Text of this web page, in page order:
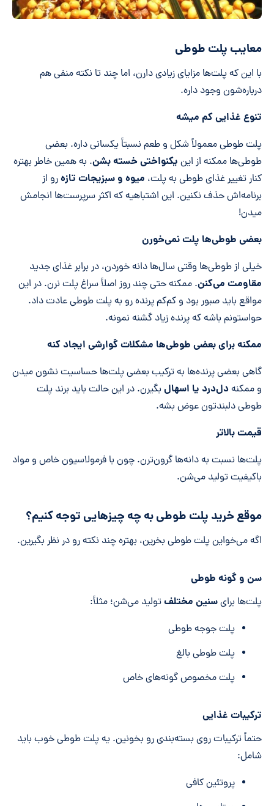
معایب پلت طوطی
با این که پلت‌ها مزایای زیادی دارن، اما چند تا نکته منفی هم
درباره‌شون وجود داره.
تنوع غذایی کم میشه
پلت‌ طوطی معمولاً شکل و طعم نسبتاً یکسانی داره. بعضی
طوطی‌ها ممکنه از این یکنواختی خسته بشن. به همین خاطر بهتره
کنار تغییر غذای طوطی به پلت، میوه و سبزیجات تازهرو از
برنامه‌اش حذف نکنین. این اشتباهیه که اکثر سرپرست‌ها انجامش
میدن!
بعضی طوطی‌ها پلت نمی‌خورن
خیلی از طوطی‌ها وقتی سال‌ها دانه خوردن، در برابر غذای جدید
مقاومت می‌کنن. ممکنه حتی چند روز اصلاً سراغ پلت نرن. در این
مواقع باید صبور بود و کم‌کم پرنده رو به پلت طوطی عادت داد.
حواستونم باشه که پرنده زیاد گشنه نمونه.
ممکنه برای بعضی طوطی‌ها مشکلات گوارشی ایجاد کنه
گاهی بعضی پرنده‌ها به ترکیب بعضی پلت‌ها حساسیت نشون میدن
و ممکنه دل‌درد یا اسهال بگیرن. در این حالت باید برند پلت
طوطی دلبندتون عوض بشه.
قیمت بالاتر
پلت‌ها نسبت به دانه‌ها گرون‌ترن. چون با فرمولاسیون خاص و مواد
باکیفیت تولید می‌شن.
موقع خرید پلت طوطی به چه چیزهایی توجه کنیم؟
اگه می‌خواین پلت طوطی بخرین، بهتره چند نکته رو در نظر بگیرین.
سن و گونه طوطی
پلت‌ها برایسنین مختلفتولید می‌شن؛ مثلاً:
پلت جوجه طوطی
پلت طوطی بالغ
پلت مخصوص گونه‌های خاص
ترکیبات غذایی
حتماً ترکیبات روی بسته‌بندی رو بخونین. یه پلت طوطی خوب باید
شامل:
پروتئین کافی